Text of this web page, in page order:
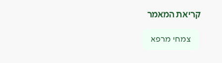
קריאת המאמר
צמחי מרפא